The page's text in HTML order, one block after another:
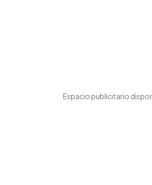
Espacio publicitario